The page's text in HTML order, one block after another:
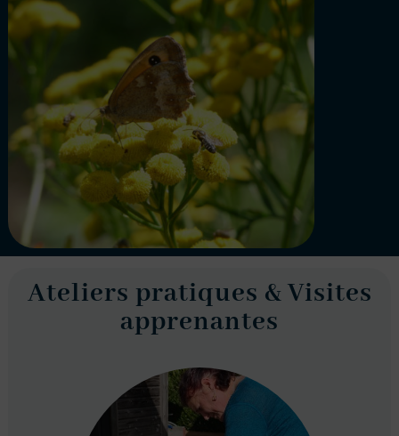
Ateliers pratiques & Visites
apprenantes